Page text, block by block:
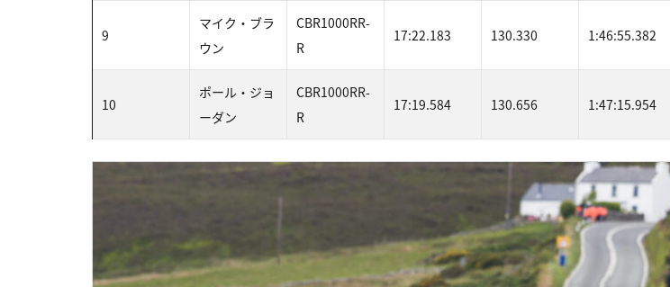
9
マイク・ブラ
ウン
CBR1000RR-
R
17:22.183 130.330 1:46:55.382
10
ポール・ジョ
ーダン
CBR1000RR-
R
17:19.584 130.656 1:47:15.954